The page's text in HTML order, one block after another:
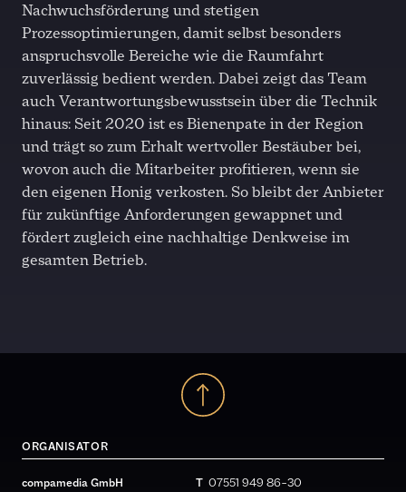
Nachwuchsförderung und stetigen
Prozessoptimierungen, damit selbst besonders
anspruchsvolle Bereiche wie die Raumfahrt
zuverlässig bedient werden. Dabei zeigt das Team
auch Verantwortungsbewusstsein über die Technik
hinaus: Seit 2020 ist es Bienenpate in der Region
und trägt so zum Erhalt wertvoller Bestäuber bei,
wovon auch die Mitarbeiter profitieren, wenn sie
den eigenen Honig verkosten. So bleibt der Anbieter
für zukünftige Anforderungen gewappnet und
fördert zugleich eine nachhaltige Denkweise im
gesamten Betrieb.
ORGANISATOR
compamedia GmbH
T 07551 949 86 – 30